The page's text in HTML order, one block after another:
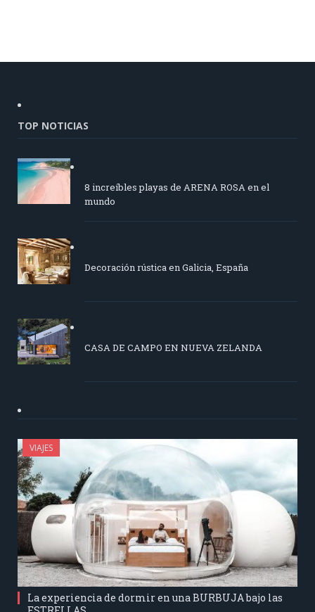
TOP NOTICIAS
8 increíbles playas de ARENA ROSA en el
mundo
Decoración rústica en Galicia, España
CASA DE CAMPO EN NUEVA ZELANDA
VIAJES
La experiencia de dormir en una BURBUJA bajo las